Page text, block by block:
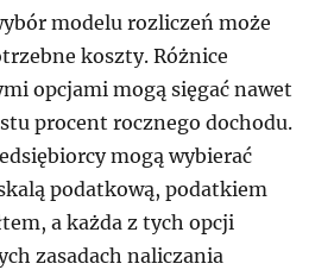
modelu rozliczeń może
koszty. Różnice
opcjami mogą sięgać nawet
procent rocznego dochodu.
mogą wybierać
podatkową, podatkiem
a każda z tych opcji
zasadach naliczania